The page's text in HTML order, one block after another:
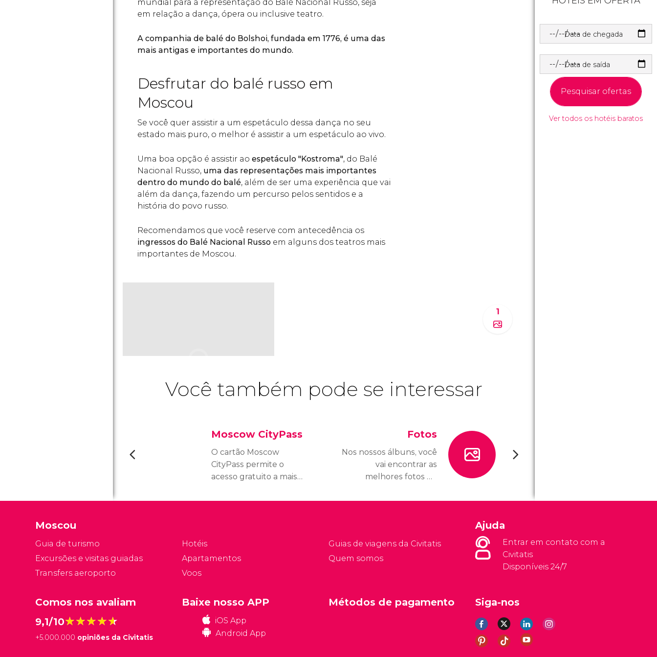
mundial para a representação do Balé Nacional Russo, seja
em relação a dança, ópera ou inclusive teatro.
A companhia de balé do Bolshoi, fundada em 1776, é uma das
mais antigas e importantes do mundo.
Desfrutar do balé russo em
Moscou
Se você quer assistir a um espetáculo dessa dança no seu
estado mais puro, o melhor é assistir a um espetáculo ao vivo.
Uma boa opção é assistir ao espetáculo "Kostroma", do Balé
Nacional Russo, uma das representações mais importantes
dentro do mundo do balé, além de ser uma experiência que vai
além da dança, fazendo um percurso pelos sentidos e a
história do povo russo.
Recomendamos que você reserve com antecedência os
ingressos do Balé Nacional Russo em alguns dos teatros mais
importantes de Moscou.
1
Você também pode se interessar
Moscow CityPass
O cartão Moscow
CityPass permite o
acesso gratuito a mais
Moscou, incluindo o
Fotos
Nos nossos álbuns, você
vai encontrar as
melhores fotos de
reunimos todas as fotos
Data de chegada
Data de saída
Pesquisar ofertas
Ver todos os hotéis baratos
Moscou
Guia de turismo
Excursões e visitas guiadas
Transfers aeroporto
Hotéis
Apartamentos
Voos
Guias de viagens da Civitatis
Quem somos
Ajuda
Entrar em contato com a
Civitatis
Disponíveis 24/7
Comos nos avaliam
9,1/10★★★★★
★★★★★
+5.000.000 opiniões da Civitatis
Siga-nos
Baixe nosso APP
iOS App
Android App
Métodos de pagamento